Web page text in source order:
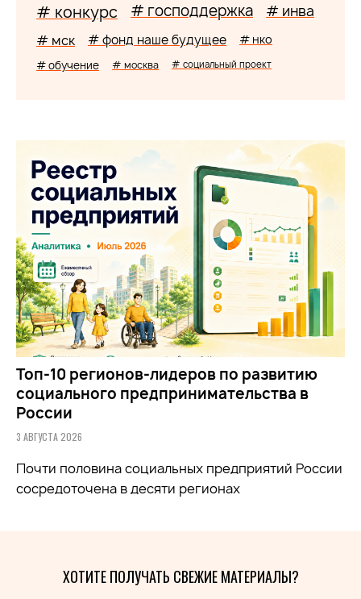
# конкурс # господдержка # инва
# мск # фонд наше будущее # нко
# обучение # москва # социальный проект
Топ-10 регионов-лидеров по развитию
социального предпринимательства в
России
3 АВГУСТА 2026
Почти половина социальных предприятий России
сосредоточена в десяти регионах
ХОТИТЕ ПОЛУЧАТЬ СВЕЖИЕ МАТЕРИАЛЫ?